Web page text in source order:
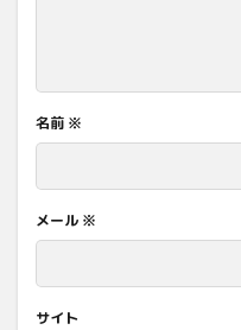
名前 ※
メール ※
サイト